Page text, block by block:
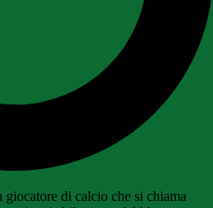
di calcio che si chiama